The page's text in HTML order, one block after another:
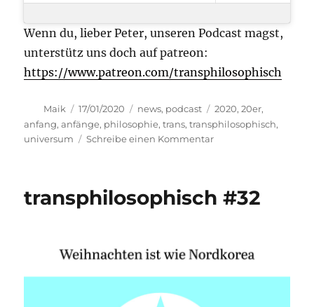
Wenn du, lieber Peter, unseren Podcast magst,
unterstütz uns doch auf patreon:
https://www.patreon.com/transphilosophisch
Autor
Maik
Veröffentlicht
am
17/01/2020 Kategorien
news, podcast Schlagwörter
2020,20er,
anfang,anfänge, philosophie,trans,transphilosophisch,
universum
Schreibe einen Kommentarzu
transphilosophisch #32